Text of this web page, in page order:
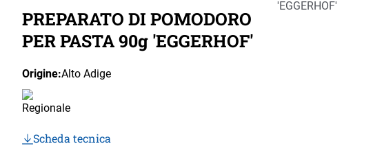
PREPARATO DI POMODORO
PER PASTA 90g 'EGGERHOF'
Origine:Alto Adige
Scheda tecnica